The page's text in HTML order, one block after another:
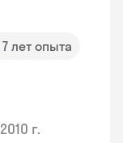
7 лет опыта
2010 г.